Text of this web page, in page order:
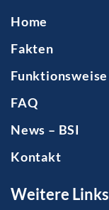
Home
Fakten
Funktionsweise
FAQ
News – BSI
Kontakt
Weitere Links